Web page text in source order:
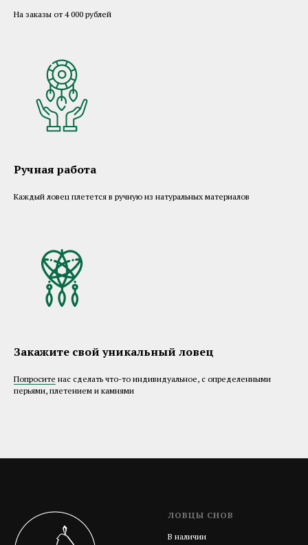
На заказы от 4 000 рублей
Ручная работа
Каждый ловец плетется в ручную из натуральных материалов
Закажите свой уникальный ловец
Попросите нас сделать что-то индивидуальное, с определенными
перьями, плетением и камнями
ЛОВЦЫ СНОВ
В наличии